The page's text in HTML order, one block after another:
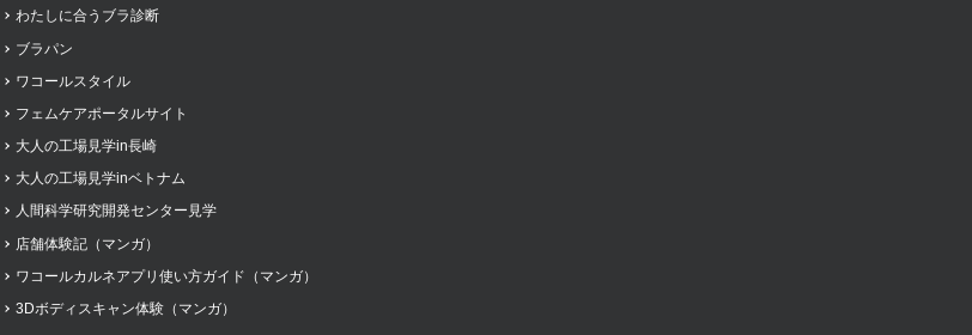
わたしに合うブラ診断
ブラパン
ワコールスタイル
フェムケアポータルサイト
大人の工場見学in長崎
大人の工場見学inベトナム
人間科学研究開発センター見学
店舗体験記（マンガ）
ワコールカルネアプリ使い方ガイド（マンガ）
3Dボディスキャン体験（マンガ）